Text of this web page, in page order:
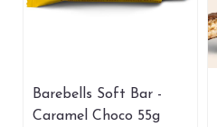
Barebells Soft Bar -
Caramel Choco 55g